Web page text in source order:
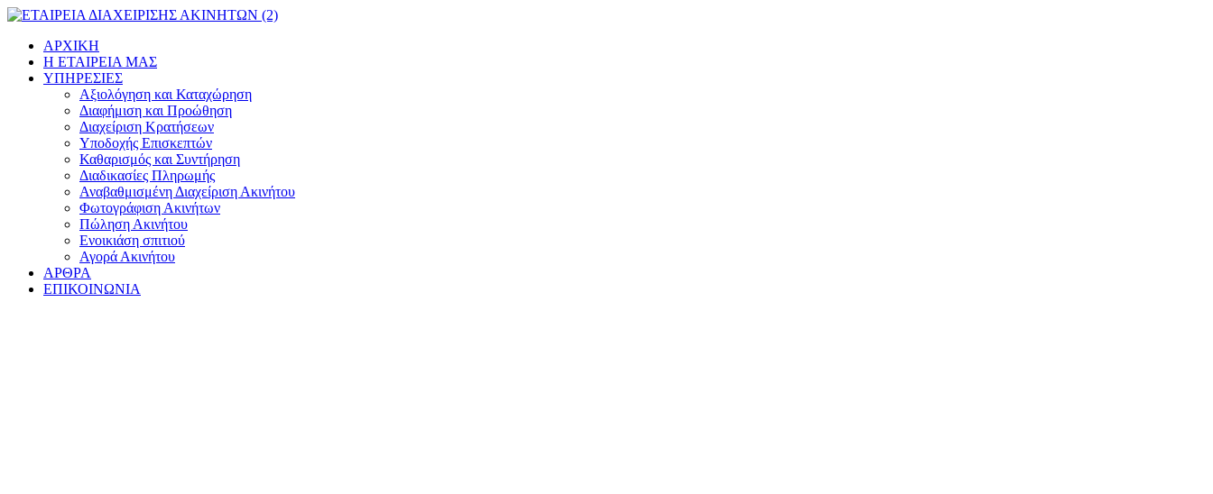
Μετάβαση
περιεχόμενο
ΑΡΧΙΚΗ
Η ΕΤΑΙΡΕΙΑ ΜΑΣ
ΥΠΗΡΕΣΙΕΣ
Αξιολόγηση και Καταχώρηση
Διαφήμιση και Προώθηση
Διαχείριση Κρατήσεων
Υποδοχής Επισκεπτών
Καθαρισμός και Συντήρηση
Διαδικασίες Πληρωμής
Αναβαθμισμένη Διαχείριση Ακινήτου
Φωτογράφιση Ακινήτων
Πώληση Ακινήτου
Ενοικιάση σπιτιού
Αγορά Ακινήτου
ΑΡΘΡΑ
ΕΠΙΚΟΙΝΩΝΙΑ